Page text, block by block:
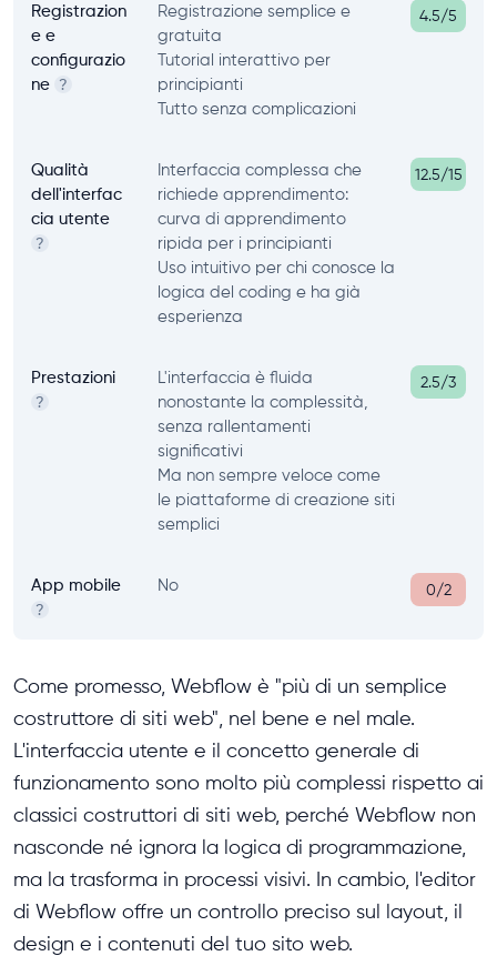
Registrazion
e e
configurazio
ne ?
Registrazione semplice e
gratuita
Tutorial interattivo per
principianti
Tutto senza complicazioni
4.5/5
Qualità
dell'interfac
cia utente
?
Interfaccia complessa che
richiede apprendimento:
curva di apprendimento
ripida per i principianti
Uso intuitivo per chi conosce la
logica del coding e ha già
esperienza
12.5/15
Prestazioni
?
L'interfaccia è fluida
nonostante la complessità,
senza rallentamenti
significativi
Ma non sempre veloce come
le piattaforme di creazione siti
semplici
2.5/3
App mobile
?
No 0/2
Come promesso, Webflow è "più di un semplice
costruttore di siti web", nel bene e nel male.
L'interfaccia utente e il concetto generale di
funzionamento sono molto più complessi rispetto ai
classici costruttori di siti web, perché Webflow non
nasconde né ignora la logica di programmazione,
ma la trasforma in processi visivi. In cambio, l'editor
di Webflow offre un controllo preciso sul layout, il
design e i contenuti del tuo sito web.